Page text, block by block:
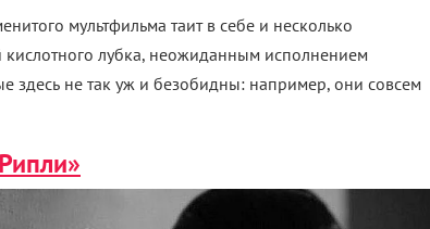
мультфильма таит в себе и несколько
кислотного лубка, неожиданным исполнением
здесь не так уж и безобидны: например, они совсем